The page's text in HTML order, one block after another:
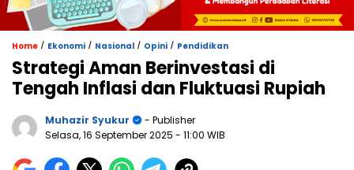
Home / Ekonomi / Nasional / Opini / Pendidikan
Strategi Aman Berinvestasi di
Tengah Inflasi dan Fluktuasi Rupiah
Muhazir Syukur
- Publisher
Selasa, 16 September 2025 - 11:00 WIB